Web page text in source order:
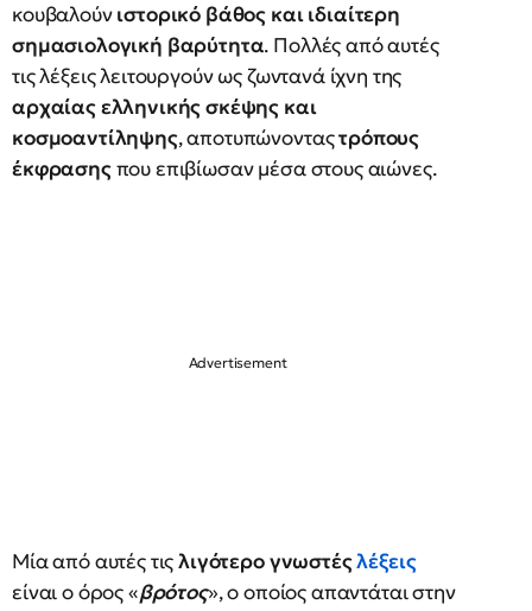
κουβαλούνιστορικό βάθος και ιδιαίτερη
σημασιολογική βαρύτητα. Πολλές από αυτές
τις λέξεις λειτουργούν ως ζωντανά ίχνη της
αρχαίας ελληνικής σκέψης και
κοσμοαντίληψης, αποτυπώνονταςτρόπους
έκφρασηςπου επιβίωσαν μέσα στους αιώνες.
Μία από αυτές τιςλιγότερο γνωστέςλέξεις
είναι ο όρος «βρότος», ο οποίος απαντάται στην